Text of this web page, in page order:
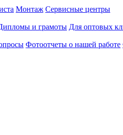
Монтаж Сервисные центры
и грамоты Для оптовых
Фотоотчеты о нашей работе